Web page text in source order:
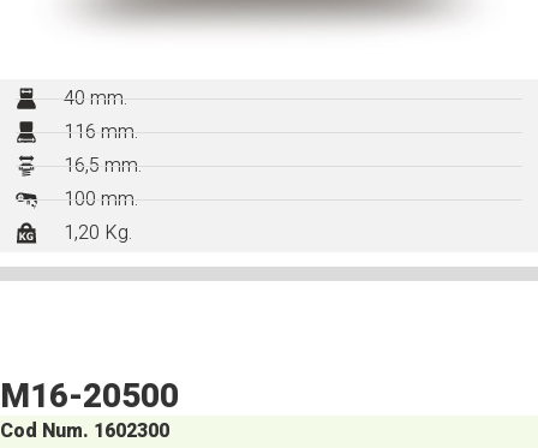
40 mm.
116 mm.
16,5 mm.
100 mm.
1,20 Kg.
M16-20500
Cod Num. 1602300